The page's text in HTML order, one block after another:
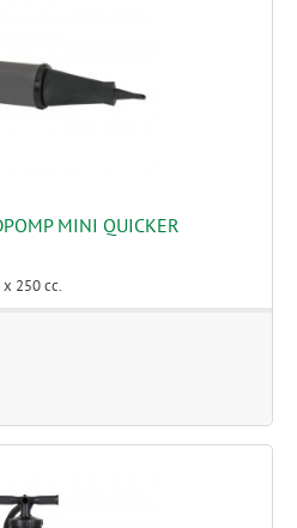
MINI QUICKER
x 250 cc.